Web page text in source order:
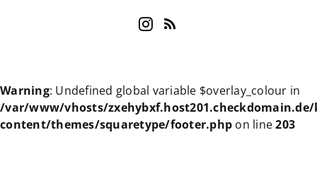
Warning: Undefined global variable $overlay_colour in
/var/www/vhosts/
content/themes/squaretype/footer.php on line203